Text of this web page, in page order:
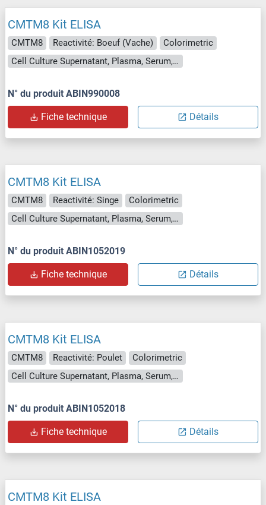
CMTM8 Kit ELISA
CMTM8 Reactivité: Boeuf (Vache)
Colorimetric
Cell Culture Supernatant, Plasma, Serum, Tissue Homogenate
N° du produit ABIN990008
Fiche technique Détails
CMTM8 Kit ELISA
CMTM8 Reactivité: Singe
Colorimetric
Cell Culture Supernatant, Plasma, Serum, Tissue Homogenate
N° du produit ABIN1052019
Fiche technique Détails
CMTM8 Kit ELISA
CMTM8 Reactivité: Poulet
Colorimetric
Cell Culture Supernatant, Plasma, Serum, Tissue Homogenate
N° du produit ABIN1052018
Fiche technique Détails
CMTM8 Kit ELISA